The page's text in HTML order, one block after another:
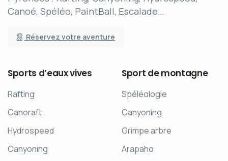
Canoé, Spéléo, PaintBall, Escalade…
Réservez votre aventure
Sports d’eauxvives
Rafting
Canoraft
Hydrospeed
Canyoning
Sport demontagne
Spéléologie
Canyoning
Grimpe arbre
Arapaho